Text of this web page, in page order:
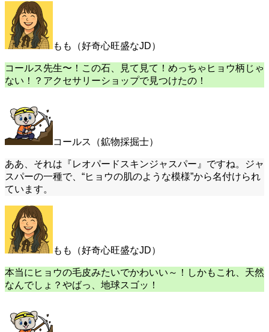
もも（好奇心旺盛なJD）
コールス先生〜！この石、見て見て！めっちゃヒョウ柄じゃ
ない！？アクセサリーショップで見つけたの！
コールス（鉱物採掘士）
ああ、それは『レオパードスキンジャスパー』ですね。ジャ
スパーの一種で、“ヒョウの肌のような模様”から名付けられ
ています。
もも（好奇心旺盛なJD）
本当にヒョウの毛皮みたいでかわいい～！しかもこれ、天然
なんでしょ？やばっ、地球スゴッ！